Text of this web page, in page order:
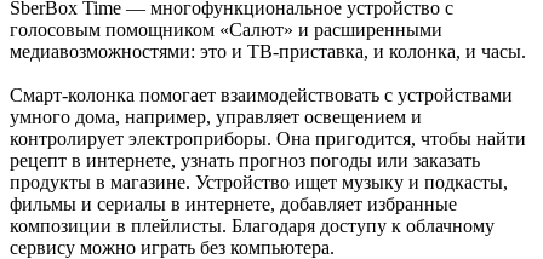
SberBox Time — многофункциональное устройство с
голосовым помощником «Салют» и расширенными
медиавозможностями: это и ТВ-приставка, и колонка, и часы.
Смарт-колонка помогает взаимодействовать с устройствами
умного дома, например, управляет освещением и
контролирует электроприборы. Она пригодится, чтобы найти
рецепт в интернете, узнать прогноз погоды или заказать
продукты в магазине. Устройство ищет музыку и подкасты,
фильмы и сериалы в интернете, добавляет избранные
композиции в плейлисты. Благодаря доступу к облачному
сервису можно играть без компьютера.